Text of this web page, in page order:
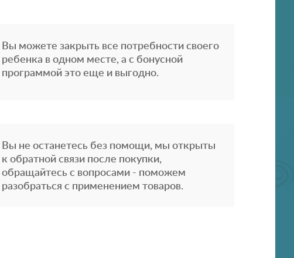
Вы можете закрыть все потребности своего
ребенка в одном месте, а с бонусной
программой это еще и выгодно.
Вы не останетесь без помощи, мы открыты
к обратной связи после покупки,
обращайтесь с вопросами - поможем
разобраться с применением товаров.